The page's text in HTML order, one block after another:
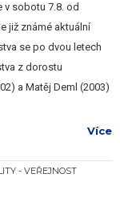
v sobotu 7.8. od
již známé aktuální
se po dvou letech
z dorostu
a Matěj Deml (2003)
Více
- VEŘEJNOST